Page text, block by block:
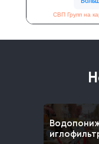
СВП Групп на